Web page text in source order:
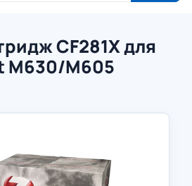
CF281X для
M630/M605